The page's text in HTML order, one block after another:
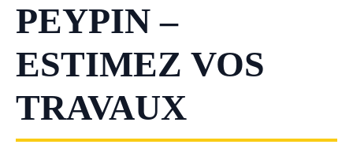
PEYPIN –
ESTIMEZ VOS
TRAVAUX